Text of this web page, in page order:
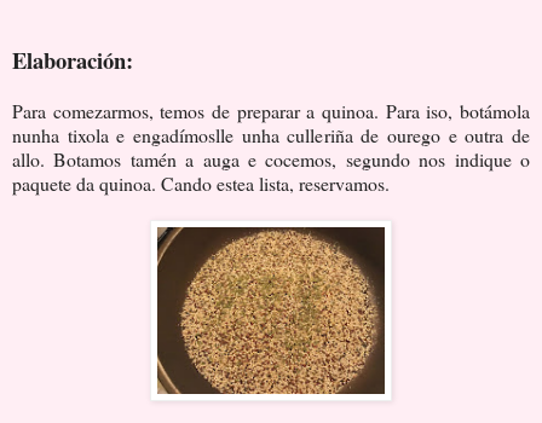
Elaboración:
Para comezarmos, temos de preparar a quinoa. Para iso, botámola
nunha tixola e engadímoslle unha culleriña de ourego e outra de
allo. Botamos tamén a auga e cocemos, segundo nos indique o
paquete da quinoa. Cando estea lista, reservamos.